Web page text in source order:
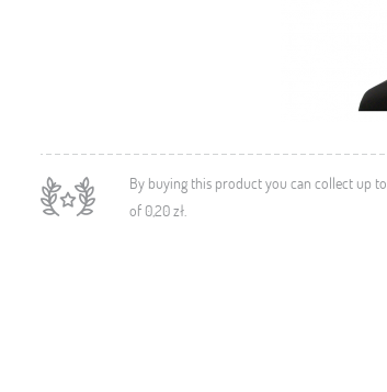
By buying this product you can collect up to
of 0,20 zł.